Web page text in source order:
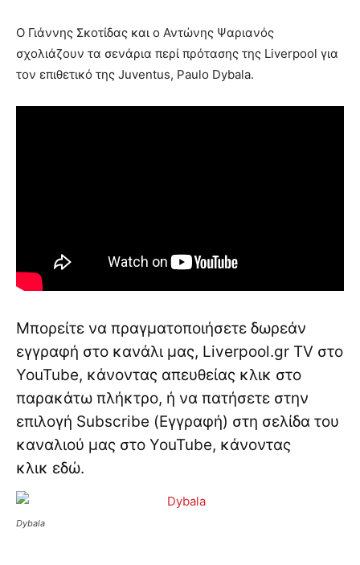
Ο Γιάννης Σκοτίδας και ο Αντώνης Ψαριανός
σχολιάζουν τα σενάρια περί πρότασης της Liverpool για
τον επιθετικό της Juventus, Paulo Dybala.
Μπορείτε να πραγματοποιήσετε δωρεάν
εγγραφή στο κανάλι μας, Liverpool.gr TV στο
YouTube, κάνοντας απευθείας κλικ στο
παρακάτω πλήκτρο, ή να πατήσετε στην
επιλογή Subscribe (Εγγραφή) στη σελίδα του
καναλιού μας στο YouTube, κάνοντας
κλικ εδώ.
Dybala